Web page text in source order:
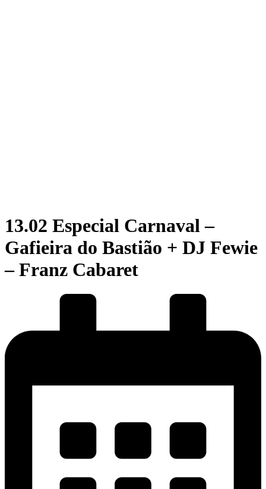
13.02 Especial Carnaval –
Gafieira do Bastião + DJ Fewie
– Franz Cabaret